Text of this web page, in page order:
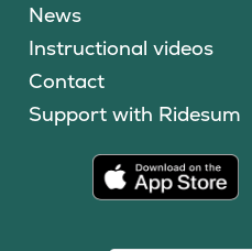
News
Instructional videos
Contact
Support with Ridesum